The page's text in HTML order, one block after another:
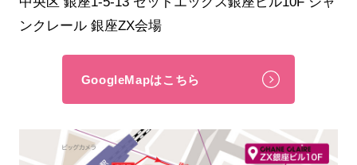
ンクレール 銀座ZX会場
GoogleMapはこちら